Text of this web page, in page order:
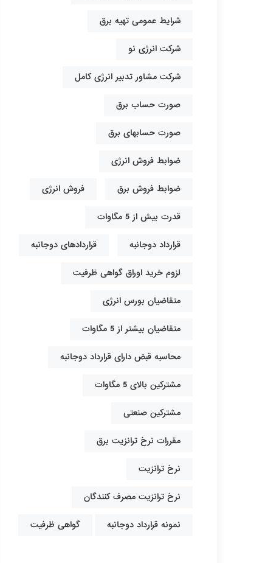
شرایط عمومی تهیه برق
شرکت انرژی نو
شرکت مشاور تدبیر انرژی کامل
صورت حساب برق
صورت حسابهای برق
ضوابط فروش انرژی
ضوابط فروش برق فروش انرژی
قدرت بیش از 5 مگاوات
قرارداد دوجانبه قراردادهای دوجانبه
لزوم خرید اوراق گواهی ظرفیت
متقاضیان بورس انرژی
متقاضیان بیشتر از 5 مگاوات
محاسبه قبض دارای قرارداد دوجانبه
مشترکین بالای 5 مگاوات
مشترکین صنعتی
مقررات نرخ ترانزیت برق
نرخ ترانزیت
نرخ ترانزیت مصرف کنندگان
نمونه قرارداد دوجانبه گواهی ظرفیت